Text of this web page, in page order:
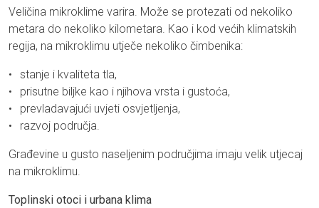
Veličina mikroklime varira. Može se protezati od nekoliko
metara do nekoliko kilometara. Kao i kod većih klimatskih
regija, na mikroklimu utječe nekoliko čimbenika:
stanje i kvaliteta tla,
prisutne biljke kao i njihova vrsta i gustoća,
prevladavajući uvjeti osvjetljenja,
razvoj područja.
Građevine u gusto naseljenim područjima imaju velik utjecaj
na mikroklimu.
Toplinski otoci i urbana klima